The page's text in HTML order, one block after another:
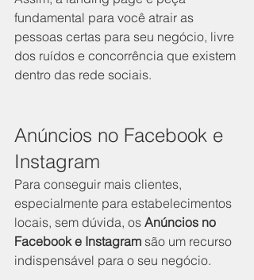
fundamental para você atrair as
pessoas certas para seu negócio, livre
dos ruídos e concorrência que existem
dentro das rede sociais.
Anúncios no Facebook e
Instagram
Para conseguir mais clientes,
especialmente para estabelecimentos
locais, sem dúvida, os Anúncios no
Facebook e Instagram são um recurso
indispensável para o seu negócio.